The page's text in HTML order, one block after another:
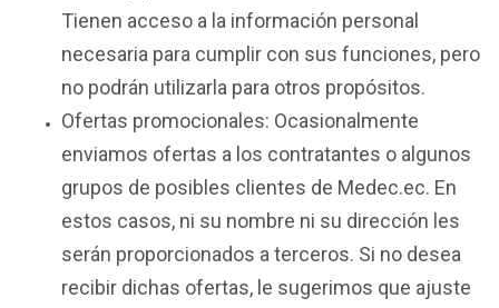
Tienen acceso a la información personal
necesaria para cumplir con sus funciones, pero
no podrán utilizarla para otros propósitos.
Ofertas promocionales: Ocasionalmente
enviamos ofertas a los contratantes o algunos
grupos de posibles clientes de Medec.ec. En
estos casos, ni su nombre ni su dirección les
serán proporcionados a terceros. Si no desea
recibir dichas ofertas, le sugerimos que ajuste